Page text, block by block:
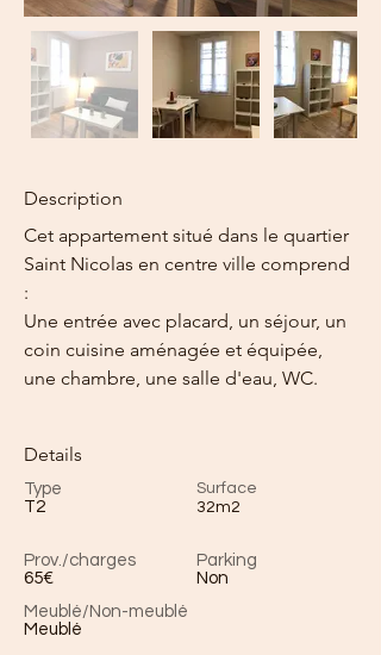
Description
Cet appartement situé dans le quartier
Saint Nicolas en centre ville comprend
:
Une entrée avec placard, un séjour, un
coin cuisine aménagée et équipée,
une chambre, une salle d'eau, WC.
Details
Type
T2
Surface
32m2
Prov./charges
65€
Parking
Non
Meublé/Non-meublé
Meublé